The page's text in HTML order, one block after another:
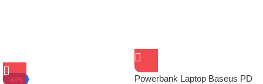
-48%
Powerbank Laptop Baseus PD